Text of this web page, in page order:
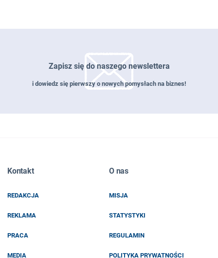
Zapisz się do naszego newslettera
i dowiedz się pierwszy o nowych pomysłach na biznes!
EMAIL
Kontakt
REDAKCJA
REKLAMA
PRACA
MEDIA
O nas
MISJA
STATYSTYKI
REGULAMIN
POLITYKA PRYWATNOŚCI